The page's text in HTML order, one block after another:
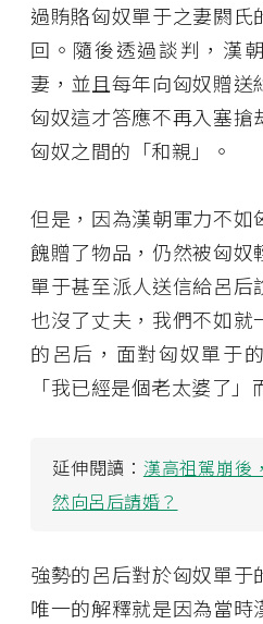
過賄賂匈奴單于之妻閼氏
回。隨後透過談判，漢
妻，並且每年向匈奴贈送
匈奴這才答應不再入塞搶
匈奴之間的「和親」。
但是，因為漢朝軍力不如
餽贈了物品，仍然被匈奴
單于甚至派人送信給呂后
也沒了丈夫，我們不如就
的呂后，面對匈奴單于
「我已經是個老太婆了」
延伸閱讀： 漢高祖駕崩後
然向呂后請婚？
強勢的呂后對於匈奴單于
唯一的解釋就是因為當時